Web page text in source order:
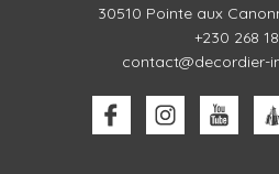
30510 Pointe aux
+230 268
contact@decordier-